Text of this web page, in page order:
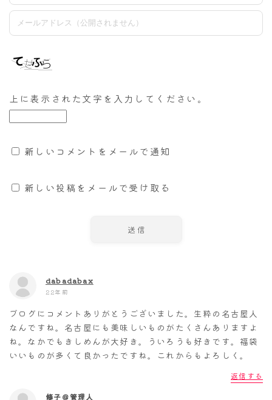
上に表示された文字を入力してください。
新しいコメントをメールで通知
新しい投稿をメールで受け取る
dabadabax
22年前
ブログにコメントありがとうございました。生粋の名古屋人
なんですね。名古屋にも美味しいものがたくさんありますよ
ね。なかでもきしめんが大好き。ういろうも好きです。福袋
いいものが多くて良かったですね。これからもよろしく。
返信する
修子＠管理人